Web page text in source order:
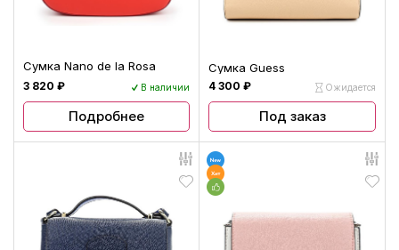
Сумка Nano de la Rosa
3 820 ₽ В наличии
Подробнее
Сумка Guess
4 300 ₽ Ожидается
Под заказ